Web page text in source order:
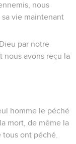
nous
sa vie maintenant
par notre
nous avons reçu la
homme le péché
mort, de même la
ont péché.